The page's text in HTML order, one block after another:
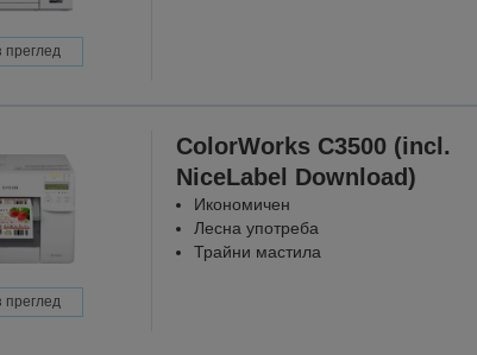
преглед
преглед
ColorWorks C3500 (incl.
NiceLabel Download)
Икономичен
Лесна употреба
Трайни мастила